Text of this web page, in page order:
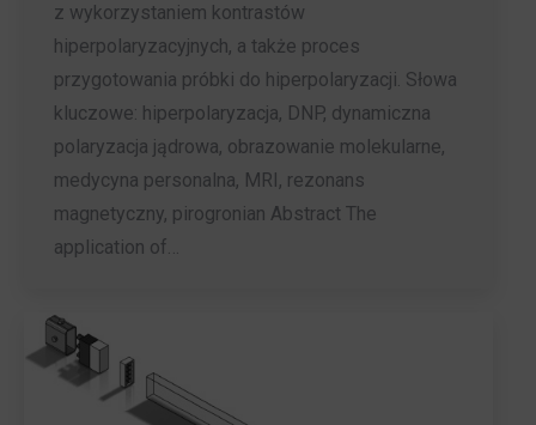
z wykorzystaniem kontrastów
hiperpolaryzacyjnych, a także proces
przygotowania próbki do hiperpolaryzacji. Słowa
kluczowe: hiperpolaryzacja, DNP, dynamiczna
polaryzacja jądrowa, obrazowanie molekularne,
medycyna personalna, MRI, rezonans
magnetyczny, pirogronian Abstract The
application of…